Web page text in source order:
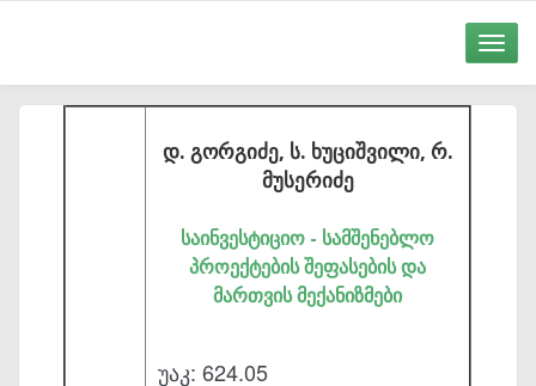
Toggle
დ. გორგიძე, ს. ხუციშვილი, რ.
მუსერიძე
საინვესტიციო - სამშენებლო
პროექტების შეფასების და
მართვის მექანიზმები
უაკ: 624.05